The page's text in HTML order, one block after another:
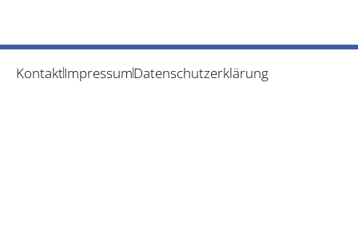
KontaktImpressumDatenschutzerklärung